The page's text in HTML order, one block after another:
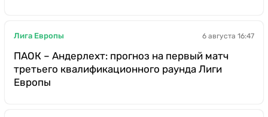
Лига Европы 6 августа 16:47
ПАОК – Андерлехт: прогноз на первый матч
третьего квалификационного раунда Лиги
Европы